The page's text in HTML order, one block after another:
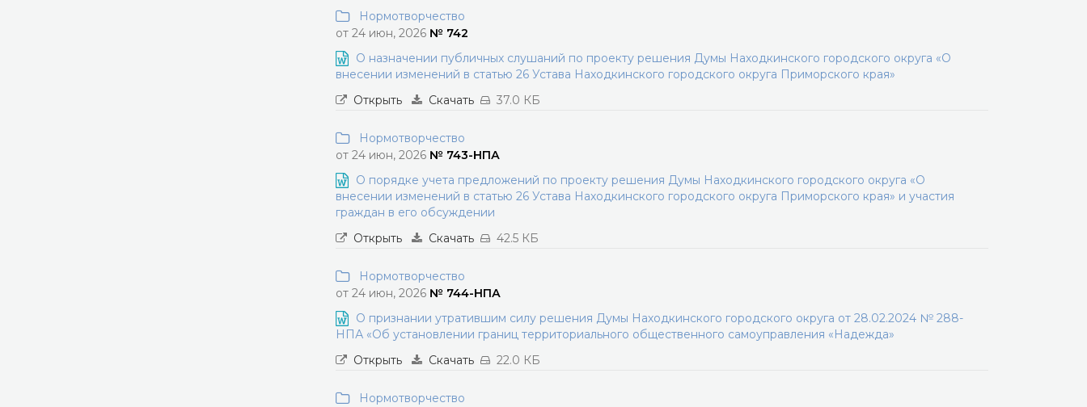
Нормотворчество
от 24 июн, 2026 № 742
О назначении публичных слушаний по проекту решения Думы Находкинского городского округа «О
внесении изменений в статью 26 Устава Находкинского городского округа Приморского края»
Открыть
Скачать 37.0 КБ
Нормотворчество
от 24 июн, 2026 № 743-НПА
О порядке учета предложений по проекту решения Думы Находкинского городского округа «О
внесении изменений в статью 26 Устава Находкинского городского округа Приморского края» и участия
граждан в его обсуждении
Открыть
Скачать 42.5 КБ
Нормотворчество
от 24 июн, 2026 № 744-НПА
О признании утратившим силу решения Думы Находкинского городского округа от 28.02.2024 № 288-
НПА «Об установлении границ территориального общественного самоуправления «Надежда»
Открыть
Скачать 22.0 КБ
Нормотворчество